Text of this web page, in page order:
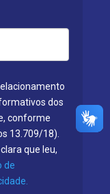
dos
conforme
13.709/18).
que leu,
de